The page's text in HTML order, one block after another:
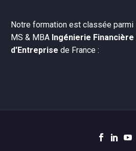
Notre formation est classée
MS & MBA Ingénierie Financière
d'Entreprise de France :